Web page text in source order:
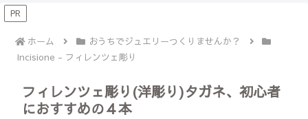
PR
ホーム
おうちでジュエリーつくりませんか？
Incisione - フィレンツェ彫り
フィレンツェ彫り(洋彫り)タガネ、初心者
におすすめの４本